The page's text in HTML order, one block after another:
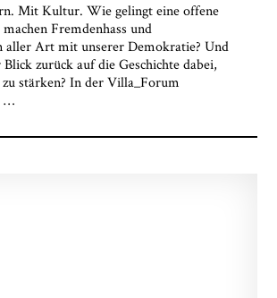
Mit Kultur. Wie gelingt eine offene
Fremdenhass und
aller Art mit unserer Demokratie? Und
zurück auf die Geschichte dabei,
stärken? In der Villa_Forum
…